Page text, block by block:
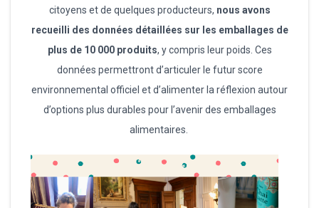
citoyens et de quelques producteurs, nous avons
recueilli des données détaillées sur les emballages de
plus de 10 000 produits, y compris leur poids. Ces
données permettront d’articuler le futur score
environnemental officiel et d’alimenter la réflexion autour
d’options plus durables pour l’avenir des emballages
alimentaires.